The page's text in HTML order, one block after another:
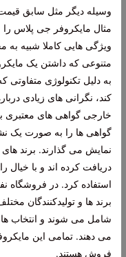
وسیله دیگر مثل سابق
مثال مایکروفر جی پلاس را
ویژگی هایی کاملا شبیه به
متنوعی که داشتن یک
به دلیل تکنولوژی متفاوتی
کند، نگرانی های زیادی
خارجی گواهی های معتبری
گواهی ها را به صورت یک
نمایش می گذارند. برند های
دریافت کرده اند و با خیال
برند ها و تولیدکنندگان
شامل می شوند و انتخاب
می دهند. تمامی این
فروش هستند.